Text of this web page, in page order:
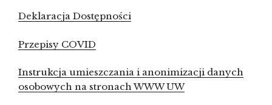
Deklaracja Dostępności
Przepisy COVID
Instrukcja umieszczania i anonimizacji danych
osobowych na stronach WWW UW